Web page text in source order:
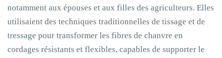
notamment aux épouses et aux filles des agriculteurs. Elles
utilisaient des techniques traditionnelles de tissage et de
tressage pour transformer les fibres de chanvre en
cordages résistants et flexibles, capables de supporter le